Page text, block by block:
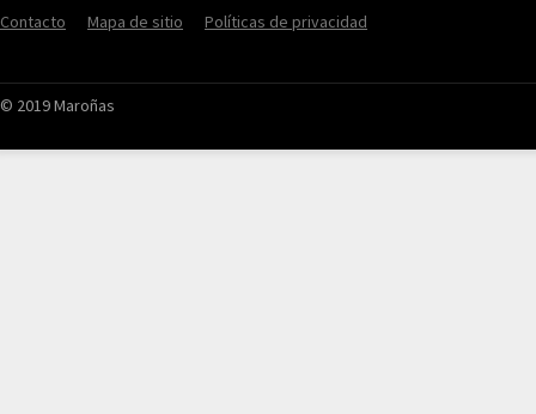
Contacto Mapa de sitio Políticas de privacidad
© 2019 Maroñas